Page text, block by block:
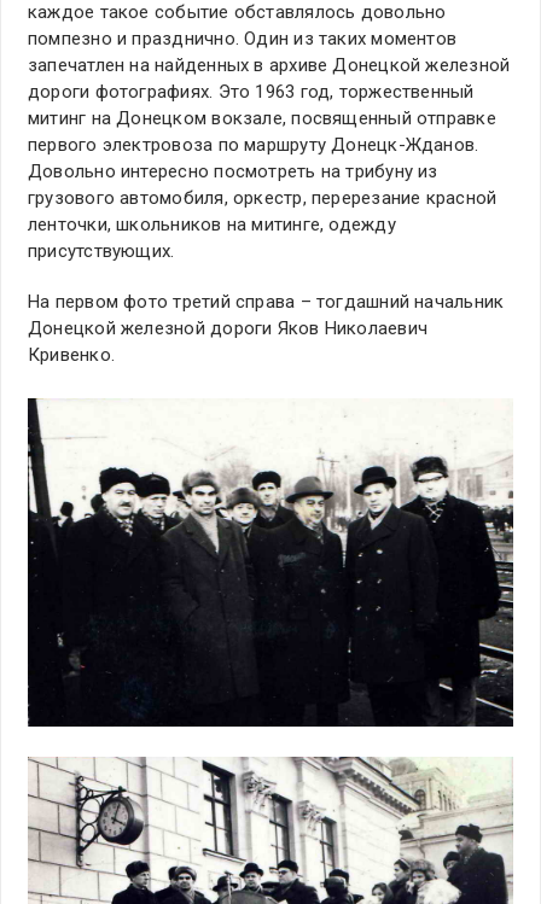
каждое такое событие обставлялось довольно
помпезно и празднично. Один из таких моментов
запечатлен на найденных в архиве Донецкой железной
дороги фотографиях. Это 1963 год, торжественный
митинг на Донецком вокзале, посвященный отправке
первого электровоза по маршруту Донецк-Жданов.
Довольно интересно посмотреть на трибуну из
грузового автомобиля, оркестр, перерезание красной
ленточки, школьников на митинге, одежду
присутствующих.
На первом фото третий справа – тогдашний начальник
Донецкой железной дороги Яков Николаевич
Кривенко.